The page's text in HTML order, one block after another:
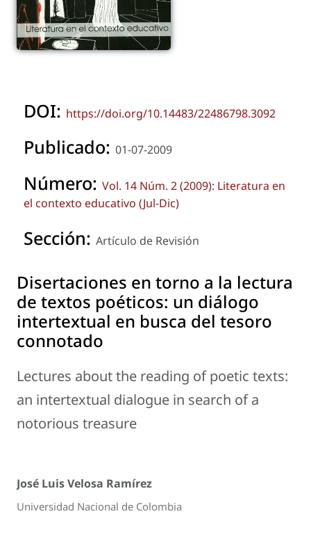
DOI: https://doi.org/10.14483/22486798.3092
Publicado: 01-07-2009
Número: Vol. 14 Núm. 2 (2009): Literatura en
el contexto educativo (Jul-Dic)
Sección: Artículo de Revisión
Disertaciones en torno a la lectura
de textos poéticos: un diálogo
intertextual en busca del tesoro
connotado
Lectures about the reading of poetic texts:
an intertextual dialogue in search of a
notorious treasure
José Luis Velosa Ramírez
Universidad Nacional de Colombia